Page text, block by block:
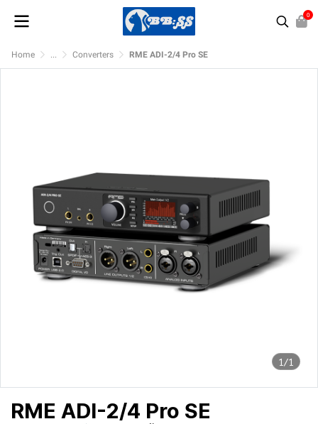
0
Home ... Converters RME ADI-2/4 Pro SE
1/1
RME ADI-2/4 Pro SE